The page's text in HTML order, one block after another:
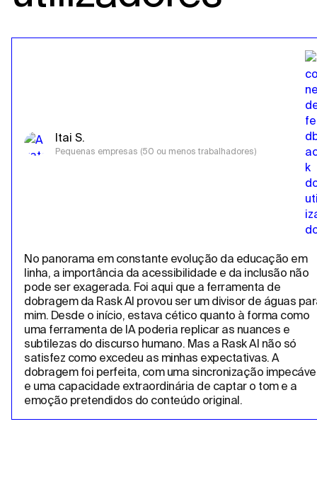
Itai S.
Pequenas empresas (50 ou menos trabalhadores)
No panorama em constante evolução da educação em
linha, a importância da acessibilidade e da inclusão não
pode ser exagerada. Foi aqui que a ferramenta de
dobragem da Rask AI provou ser um divisor de águas
mim. Desde o início, estava cético quanto à forma como
uma ferramenta de IA poderia replicar as nuances e
subtilezas do discurso humano. Mas a Rask AI não só
satisfez como excedeu as minhas expectativas. A
dobragem foi perfeita, com uma sincronização
e uma capacidade extraordinária de captar o tom e a
emoção pretendidos do conteúdo original.